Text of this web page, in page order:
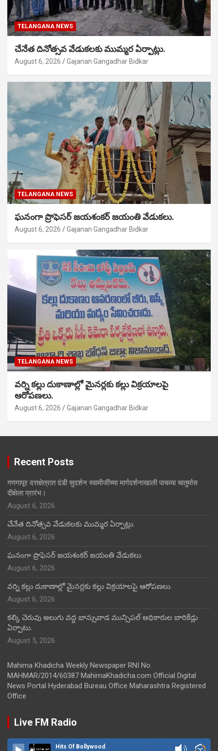
TELANGANA NEWS
చేనేత దినోత్సవ వేడుకలకు ముమ్మర ఏర్పాట్లు.
August 6, 2026 Gajanan Gangadhar Bidkar
TELANGANA NEWS
ఘనంగా ప్రొఫెసర్ జయశంకర్ జయంతి వేడుకలు.
August 6, 2026 Gajanan Gangadhar Bidkar
TELANGANA NEWS
వర్ని కల్లు దుకాణాల్లో మైనర్లకు కల్లు విక్రయాలపై
ఆరోపణలు.
August 6, 2026 Gajanan Gangadhar Bidkar
Recent Posts
गणगापूर दत्तक्षेत्रात दंडी सुदर्शन स्वामीजींच्या मार्गदर्शनाखाली पाचव्या चातुर्मास
दीक्षेला प्रारंभ।
August 6, 2026
చేనేత దినోత్సవ వేడుకలకు ముమ్మర ఏర్పాట్లు.
August 6, 2026
ఘనంగా ప్రొఫెసర్ జయశంకర్ జయంతి వేడుకలు.
August 6, 2026
వర్ని కల్లు దుకాణాల్లో మైనర్లకు కల్లు విక్రయాలపై ఆరోపణలు.
August 6, 2026
కల్కి చెరువు అలుగు వద్ద బాన్సువాడ మున్సిపల్ అధికారుల బారికేడ్లు
ఏర్పాటు.
August 5, 2026
Mahima Khadicha Weekly Newspaper RNI No.
MAHMAR/2014/60387 MahimaKhadicha.com Official Digital
News Portal Hyderabad Bureau Office Maharashtra Registered
Office
Live FM Radio
Hits Of Bollywood